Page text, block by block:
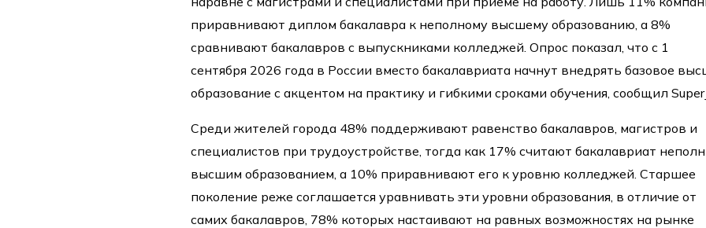
приравнивают диплом бакалавра к неполному высшему образованию, а 8%
сравнивают бакалавров с выпускниками колледжей. Опрос показал, что с 1
сентября 2026 года в России вместо бакалавриата начнут внедрять базовое
образование с акцентом на практику и гибкими сроками обучения, сообщил
Среди жителей города 48% поддерживают равенство бакалавров, магистров и
специалистов при трудоустройстве, тогда как 17% считают бакалавриат
высшим образованием, а 10% приравнивают его к уровню колледжей. Старшее
поколение реже соглашается уравнивать эти уровни образования, в отличие от
самих бакалавров, 78% которых настаивают на равных возможностях на рынке